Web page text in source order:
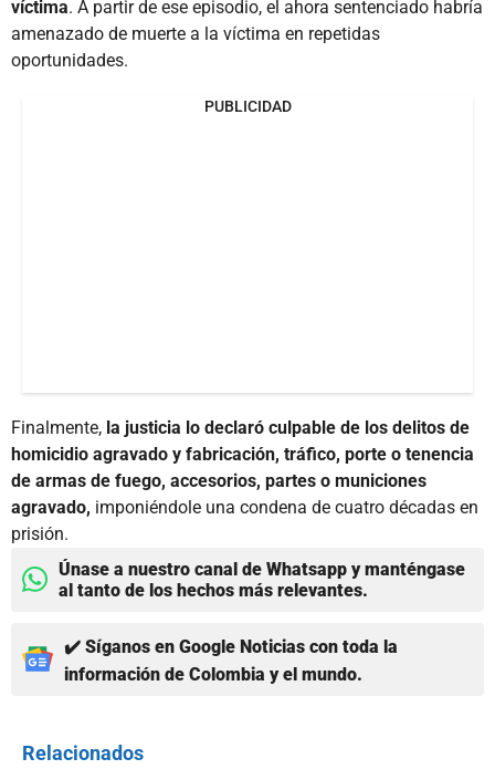
víctima. A partir de ese episodio, el ahora sentenciado habría
amenazado de muerte a la víctima en repetidas
oportunidades.
PUBLICIDAD
Finalmente, la justicia lo declaró culpable de los delitos de
homicidio agravado y fabricación, tráfico, porte o tenencia
de armas de fuego, accesorios, partes o municiones
agravado, imponiéndole una condena de cuatro décadas en
prisión.
Únase a nuestro canal de Whatsapp y manténgase
al tanto de los hechos más relevantes.
✔️ Síganos en Google Noticias con toda la
información de Colombia y el mundo.
Relacionados